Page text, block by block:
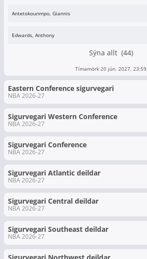
Antetokounmpo, Giannis
Edwards, Anthony
Sýna allt (44)
Tímamörk 20 jún. 2027, 23:59
Eastern Conference sigurvegari
NBA 2026-27
Sigurvegari Western Conference
NBA 2026-27
Sigurvegari Conference
NBA 2026-27
Sigurvegari Atlantic deildar
NBA 2026-27
Sigurvegari Central deildar
NBA 2026-27
Sigurvegari Southeast deildar
NBA 2026-27
Sigurvegari Northwest deildar